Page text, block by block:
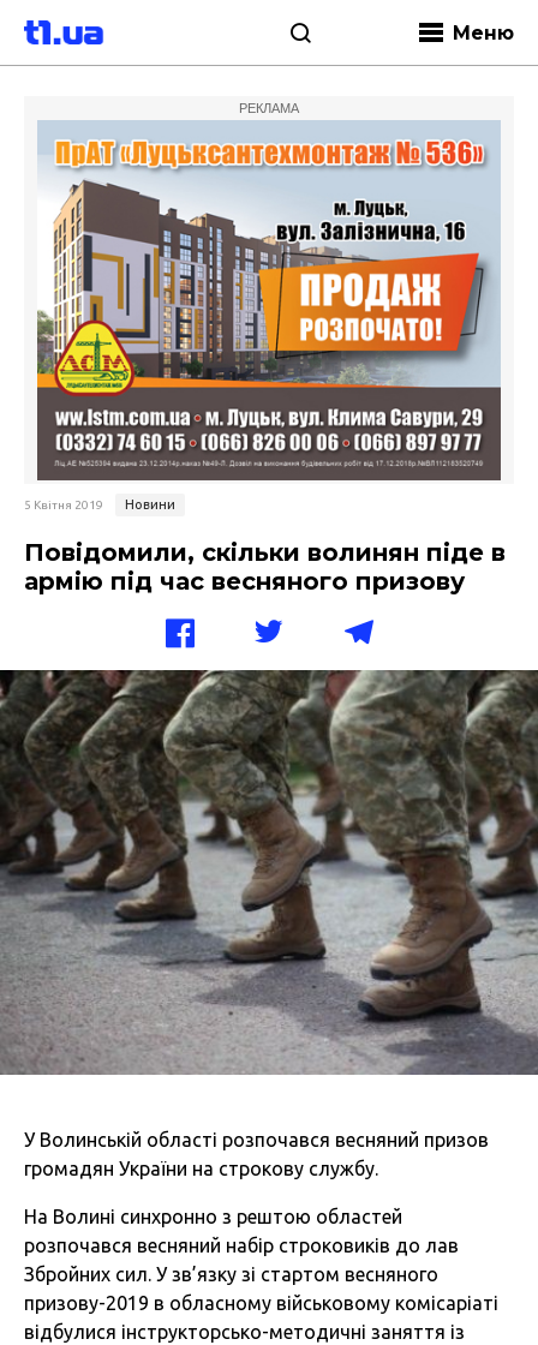
Меню
РЕКЛАМА
5 Квітня 2019 Новини
Повідомили, скільки волинян піде в
армію під час весняного призову
У Волинській області розпочався весняний призов
громадян України на строкову службу.
На Волині синхронно з рештою областей
розпочався весняний набір строковиків до лав
Збройних сил. У зв’язку зі стартом весняного
призову-2019 в обласному військовому комісаріаті
відбулися інструкторсько-методичні заняття із